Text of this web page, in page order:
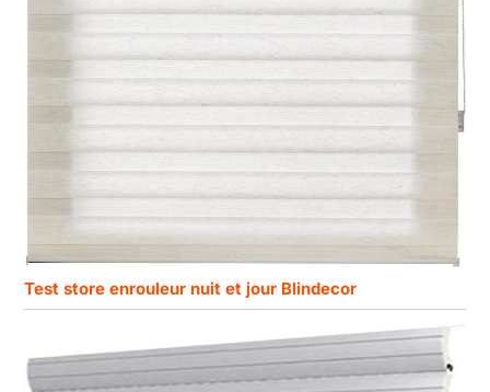
Test store enrouleur nuit et jour Blindecor